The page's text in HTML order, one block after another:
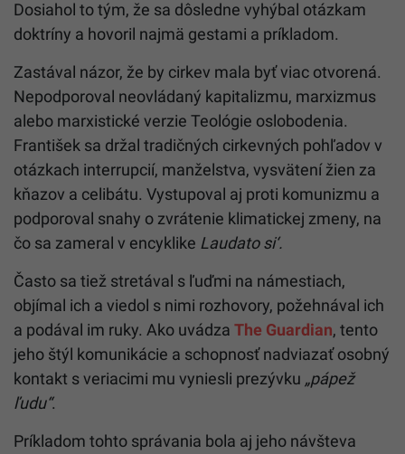
Dosiahol to tým, že sa dôsledne vyhýbal otázkam
doktríny a hovoril najmä gestami a príkladom.
Zastával názor, že by cirkev mala byť viac otvorená.
Nepodporoval neovládaný kapitalizmu, marxizmus
alebo marxistické verzie Teológie oslobodenia.
František sa držal tradičných cirkevných pohľadov v
otázkach interrupcií, manželstva, vysvätení žien za
kňazov a celibátu. Vystupoval aj proti komunizmu a
podporoval snahy o zvrátenie klimatickej zmeny, na
čo sa zameral v encyklike Laudato si‘.
Často sa tiež stretával s ľuďmi na námestiach,
objímal ich a viedol s nimi rozhovory, požehnával ich
a podával im ruky. Ako uvádza The Guardian, tento
jeho štýl komunikácie a schopnosť nadviazať osobný
kontakt s veriacimi mu vyniesli prezývku „pápež
ľudu“.
Príkladom tohto správania bola aj jeho návšteva